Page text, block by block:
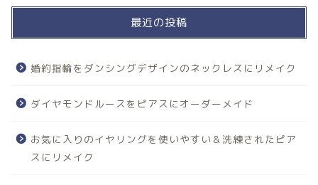
最近の投稿
婚約指輪をダンシングデザインのネックレスにリメイク
ダイヤモンドルースをピアスにオーダーメイド
お気に入りのイヤリングを使いやすい＆洗練されたピア
スにリメイク